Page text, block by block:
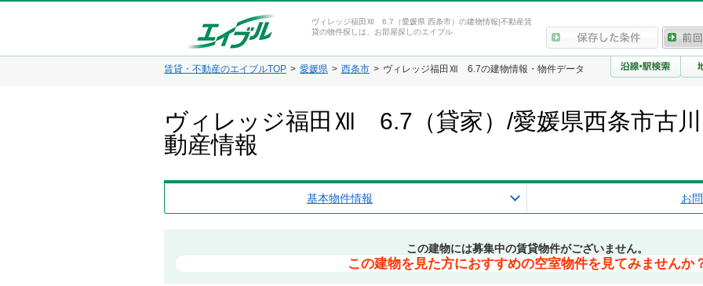
ヴィレッジ福田Ⅻ 6.7（愛媛県 西条市）の建物情報|不動産賃
貸の物件探しは、お部屋探しのエイブル
賃貸・不動産のエイブルTOP 愛媛県 西条市 ヴィレッジ福田Ⅻ 6.7の建物情報・物件データ
ヴィレッジ福田Ⅻ 6.7（貸家）/愛媛県西条市古川
動産情報
基本物件情報 お
この建物には募集中の賃貸物件がございません。
この建物を見た方におすすめの空室物件を見てみませんか